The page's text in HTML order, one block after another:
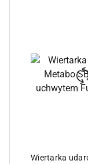
Wiertarka
DODAJ